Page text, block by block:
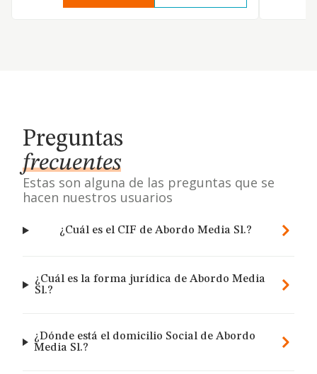
Preguntas
frecuentes
Estas son alguna de las preguntas que se
hacen nuestros usuarios
¿Cuál es el CIF de Abordo Media Sl.?
¿Cuál es la forma jurídica de Abordo Media
Sl.?
¿Dónde está el domicilio Social de Abordo
Media Sl.?